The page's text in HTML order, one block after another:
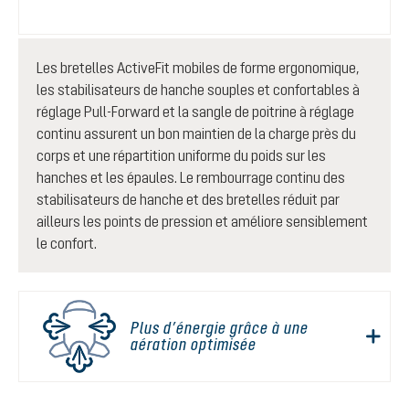
Les bretelles ActiveFit mobiles de forme ergonomique,
les stabilisateurs de hanche souples et confortables à
réglage Pull-Forward et la sangle de poitrine à réglage
continu assurent un bon maintien de la charge près du
corps et une répartition uniforme du poids sur les
hanches et les épaules. Le rembourrage continu des
stabilisateurs de hanche et des bretelles réduit par
ailleurs les points de pression et améliore sensiblement
le confort.
Plus d’énergie grâce à une
aération optimisée